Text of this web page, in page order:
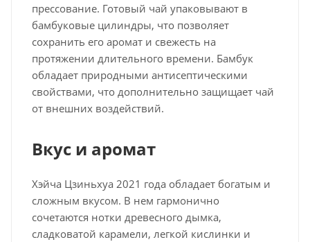
прессование. Готовый чай упаковывают в
бамбуковые цилиндры, что позволяет
сохранить его аромат и свежесть на
протяжении длительного времени. Бамбук
обладает природными антисептическими
свойствами, что дополнительно защищает чай
от внешних воздействий.
Вкус и аромат
Хэйча Цзиньхуа 2021 года обладает богатым и
сложным вкусом. В нем гармонично
сочетаются нотки древесного дымка,
сладковатой карамели, легкой кислинки и